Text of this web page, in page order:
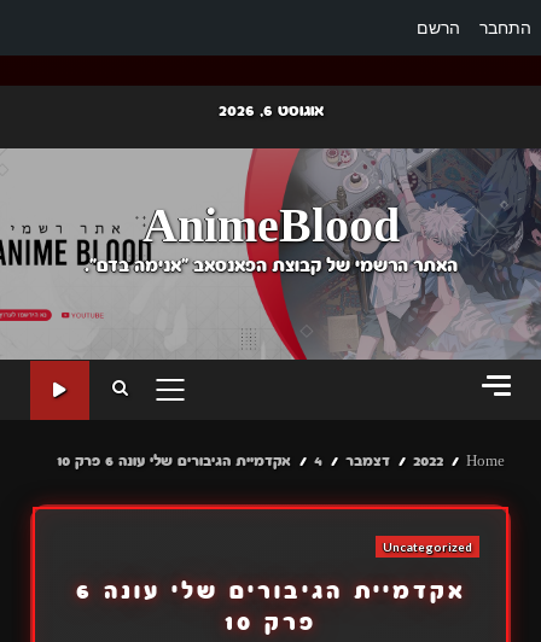
התחבר הרשם
content
אוגוסט 6, 2026
AnimeBlood
האתר הרשמי של קבוצת הפאנסאב "אנימה בדם".
PRIMARY
Home
2022 דצמבר 4 אקדמיית הגיבורים שלי עונה 6 פרק 10
Uncategorized
אקדמיית הגיבורים שלי עונה 6
פרק 10